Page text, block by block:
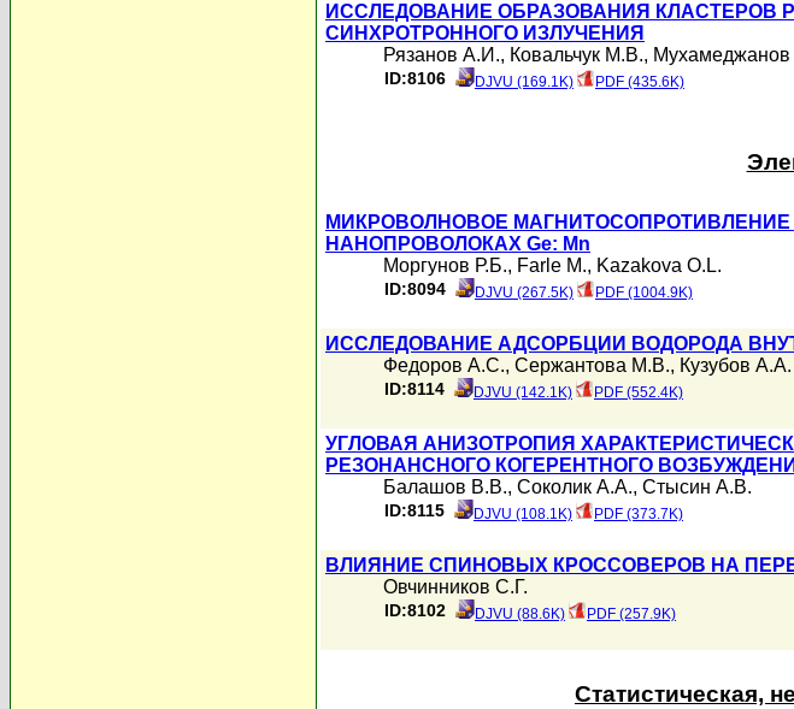
ИССЛЕДОВАНИЕ ОБРАЗОВАНИЯ
СИНХРОТРОННОГО ИЗЛУЧЕНИЯ
Рязанов А.И., Ковальчук М.В.,
ID:8106 DJVU (169.1K) PDF (435.6K)
МИКРОВОЛНОВОЕ
НАНОПРОВОЛОКАХ Ge: Mn
Моргунов Р.Б., Farle M., Kazakova O.L.
ID:8094 DJVU (267.5K) PDF (1004.9K)
ИССЛЕДОВАНИЕ АДСОРБЦИИ ВОДОРОДА
Федоров А.С., Сержантова М.В., Кузубов А.А.
ID:8114 DJVU (142.1K) PDF (552.4K)
УГЛОВАЯ АНИЗОТРОПИЯ
РЕЗОНАНСНОГО КОГЕРЕНТНОГО
Балашов В.В., Соколик А.А., Стысин А.В.
ID:8115 DJVU (108.1K) PDF (373.7K)
ВЛИЯНИЕ СПИНОВЫХ КРОССОВЕРОВ НА
Овчинников С.Г.
ID:8102 DJVU (88.6K) PDF (257.9K)
Статистическая,